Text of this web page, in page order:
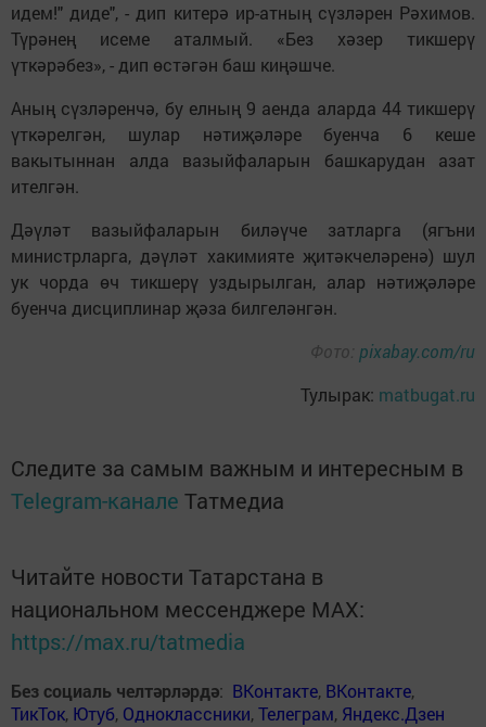
идем!" диде", - дип китерә ир-атның сүзләрен Рәхимов.
Түрәнең исеме аталмый. «Без хәзер тикшерү
үткәрәбез», - дип өстәгән баш киңәшче.
Аның сүзләренчә, бу елның 9 аенда аларда 44 тикшерү
үткәрелгән, шулар нәтиҗәләре буенча 6 кеше
вакытыннан алда вазыйфаларын башкарудан азат
ителгән.
Дәүләт вазыйфаларын биләүче затларга (ягъни
министрларга, дәүләт хакимияте җитәкчеләренә) шул
ук чорда өч тикшерү уздырылган, алар нәтиҗәләре
буенча дисциплинар җәза билгеләнгән.
Фото: pixabay.com/ru
Тулырак: matbugat.ru
Следите за самым важным и интересным в
Telegram-канале Татмедиа
Читайте новости Татарстана в
национальном мессенджере MАХ:
https://max.ru/tatmedia
Без социаль челтәрләрдә: ВКонтакте, ВКонтакте,
ТикТок, Ютуб, Одноклассники,Телеграм, Яндекс.Дзен